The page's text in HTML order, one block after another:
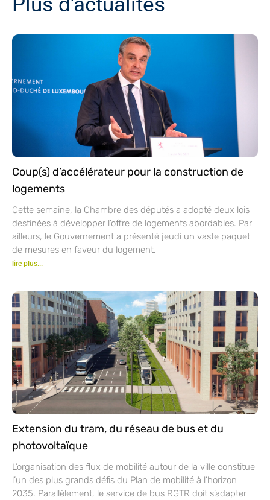
Coup(s) d’accélérateur pour la construction de
logements
Cette semaine, la Chambre des députés a adopté deux lois
destinées à développer l’offre de logements abordables. Par
ailleurs, le Gouvernement a présenté jeudi un vaste paquet
de mesures en faveur du logement.
lire plus...
Extension du tram, du réseau de bus et du
photovoltaïque
L’organisation des flux de mobilité autour de la ville constitue
l’un des plus grands défis du Plan de mobilité à l’horizon
2035. Parallèlement, le service de bus RGTR doit s’adapter